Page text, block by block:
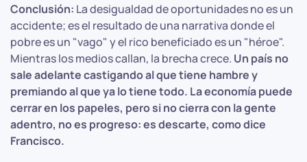
Conclusión: La desigualdad de oportunidades no es un
accidente; es el resultado de una narrativa donde el
pobre es un "vago" y el rico beneficiado es un "héroe".
Mientras los medios callan, la brecha crece. Un país no
sale adelante castigando al que tiene hambre y
premiando al que ya lo tiene todo. La economía puede
cerrar en los papeles, pero si no cierra con la gente
adentro, no es progreso: es descarte, como dice
Francisco.